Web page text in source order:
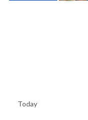
Today